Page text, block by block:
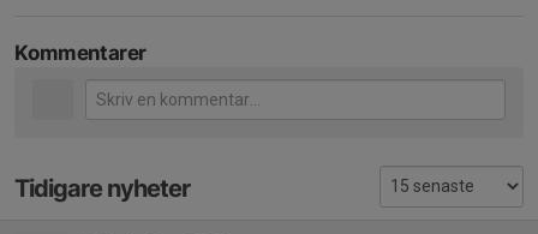
Kommentarer
Tidigare nyheter